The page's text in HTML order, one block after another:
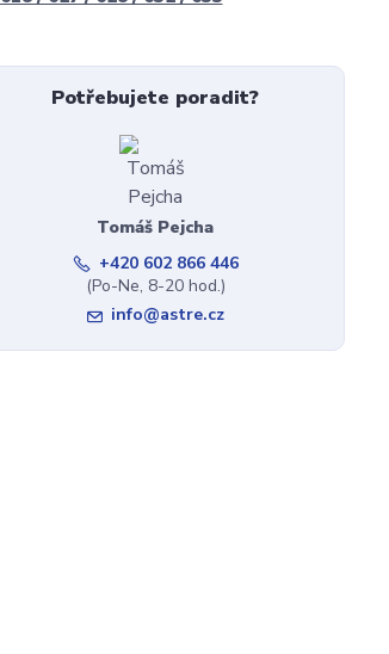
Potřebujete poradit?
Tomáš Pejcha
+420 602 866 446
(Po-Ne, 8-20 hod.)
info@astre.cz